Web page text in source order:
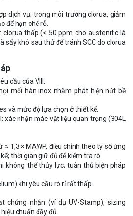
dịch vụ; trong môi trường clorua, giảm
để hạn chế rỗ.
thấp (< 50 ppm cho austenitic là
sấy khô sau thử để tránh SCC do clorua
cầu của VIII:
mối hàn inox nhằm phát hiện nứt bề
và mức độ lựa chọn ở thiết kế.
xác nhận mác vật liệu quan trọng (304L
≈ 1,3 × MAWP, điều chỉnh theo tỷ số ứng
thời gian giữ đủ để kiểm tra rò.
không thể thủy lực; tuân thủ biện pháp
khi yêu cầu rò rỉ rất thấp.
chứng nhận (ví dụ UV-Stamp), sizing
chuẩn đầy đủ.